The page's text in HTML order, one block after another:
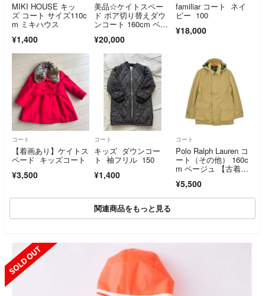
MIKI HOUSE キッ
ズ コート サイズ110c
m ミキハウス
¥1,400
美品☆ケイトスペー
ド ボア切り替えダウ
ンコート 160cm ベー
¥20,000
familiar コート ネイ
ビー 100
¥18,000
コート
【着画あり】ケイトス
ペード キッズコート
¥3,500
コート
キッズ ダウンコー
ト 袖フリル 150
¥1,400
コート
Polo Ralph Lauren コ
ート（その他） 160c
m ベージュ 【古着】
¥5,500
関連商品をもっと見る